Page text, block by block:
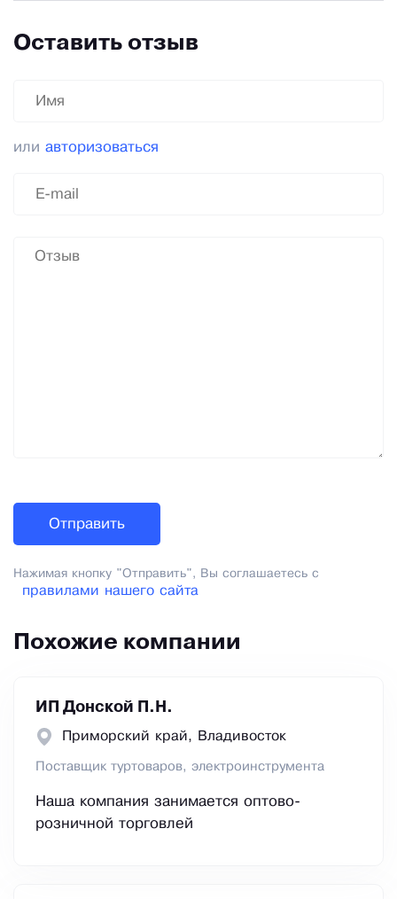
Оставить отзыв
или авторизоваться
Нажимая кнопку "Отправить", Вы соглашаетесь с
правилами нашего сайта
Похожие компании
ИП Донской П.Н.
Приморский край, Владивосток
Поставщик туртоваров, электроинструмента
Наша компания занимается оптово-
розничной торговлей